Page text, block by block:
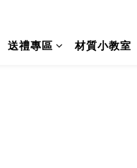
送禮專區 材質小教室